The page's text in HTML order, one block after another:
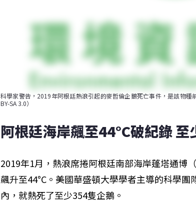
科學家警告，2019年阿根廷熱浪引起的麥哲倫企鵝死亡事件，是該物
BY-SA 3.0）
阿根廷海岸飆至44°C破紀錄
2019年1月，熱浪席捲阿根廷南部海岸蓬塔通
飆升至44°C。美國華盛頓大學學者主導的科學團
內，就熱死了至少354隻企鵝。